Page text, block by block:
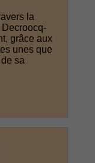
la
grâce aux
unes que
sa